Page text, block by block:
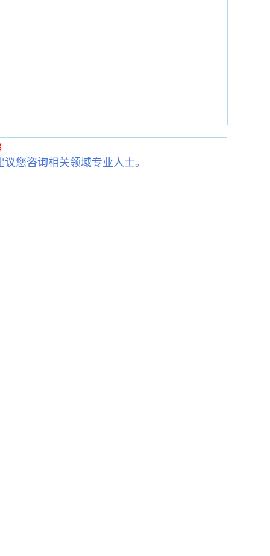
您咨询相关领域专业人士。